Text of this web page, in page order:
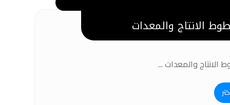
الانتاج والمعدات
الانتاج والمعدات ...